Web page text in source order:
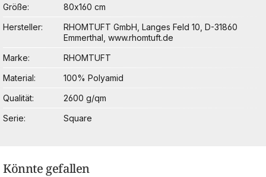
Größe
80x160 cm
Hersteller
RHOMTUFT GmbH, Langes Feld 10, D-31860
Emmerthal, www.rhomtuft.de
Marke
RHOMTUFT
Material
100% Polyamid
Qualität
2600 g/qm
Serie
Square
Könnte gefallen